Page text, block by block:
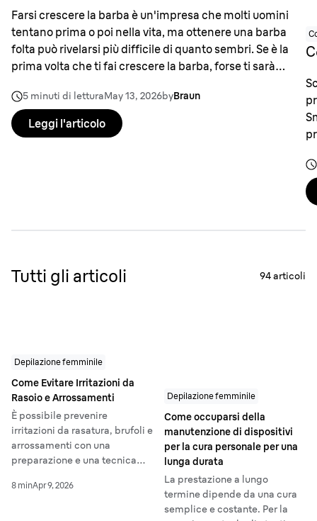
Farsi crescere la barba è un'impresa che molti uomini
tentano prima o poi nella vita, ma ottenere una barba
folta può rivelarsi più difficile di quanto sembri. Se è la
prima volta che ti fai crescere la barba, forse ti sarà
alcuni punti appaia rada.
5 minuti di letturaMay 13, 2026byBraun
Leggi l'articolo
Tutti gli articoli 94articoli
Depilazione femminile
Come Evitare Irritazioni da
Rasoio e Arrossamenti
È possibile prevenire
irritazioni da rasatura, brufoli e
arrossamenti con una
preparazione e una tecnica
utilizzare lame affilate e
8 minApr 9, 2026
Depilazione femminile
Come occuparsi della
manutenzione di dispositivi
per la cura personale per una
lunga durata
La prestazione a lungo
termine dipende da una cura
semplice e costante. Per la